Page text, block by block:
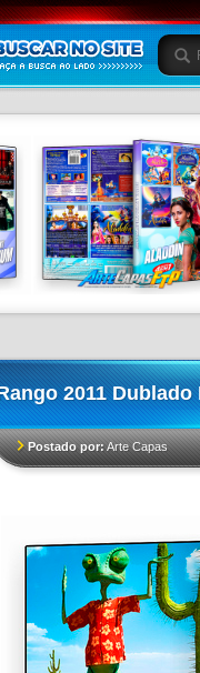
2011 Dublado
Postado por:Arte Capas